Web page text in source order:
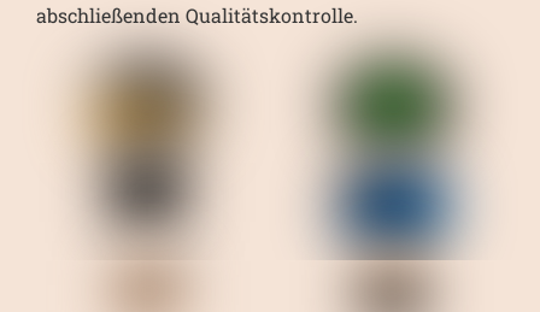
abschließenden Qualitätskontrolle.